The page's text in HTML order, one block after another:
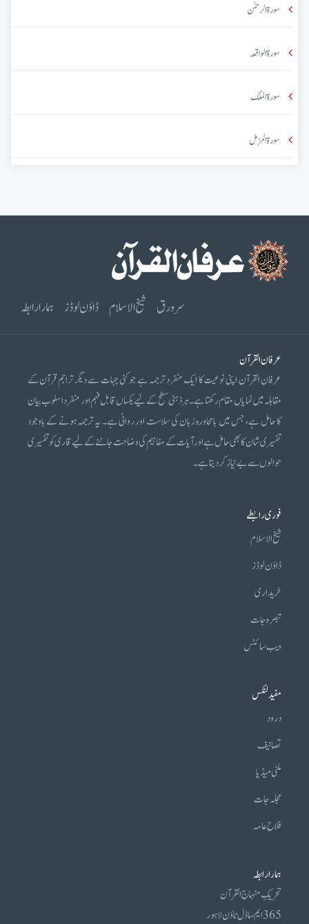
سورۃ الرحمٰن
سورۃ الواقعہ
سورۃ الملک
سورۃ المزمل
سرورق شیخ الاسلام ڈاؤن لوڈز ہمارا رابطہ
عرفان القرآن
عرفان القرآن اپنی نوعیت کا ایک منفرد ترجمہ ہے جو کئی جہات سے دیگر تراجم قرآن کے
مقابلہ میں نمایاں مقام رکھتا ہے۔ ہر ذہنی سطح کے لیے یکساں قابل فہم اور منفرد اسلوب بیان
کا حامل ہے، جس میں بامحاورہ زبان کی سلاست اور روانی ہے۔ یہ ترجمہ ہونے کے باوجود
تفسیری شان کا بھی حامل ہے اور آیات کے مفاہیم کی وضاحت جاننے کے لیے قاری کو تفسیری
حوالوں سے بے نیاز کر دیتا ہے۔
فوری رابطے
شیخ الاسلام
ڈاؤن لوڈز
خریداری
تبصرہ جات
ویب سائٹس
مفید لنکس
درود
تصانیف
ملٹی میڈیا
مجلہ جات
فلاح عامہ
ہمارا رابطہ
تحریکِ منہاج القرآن
365 ایم، ماڈل ٹاؤن لاہور